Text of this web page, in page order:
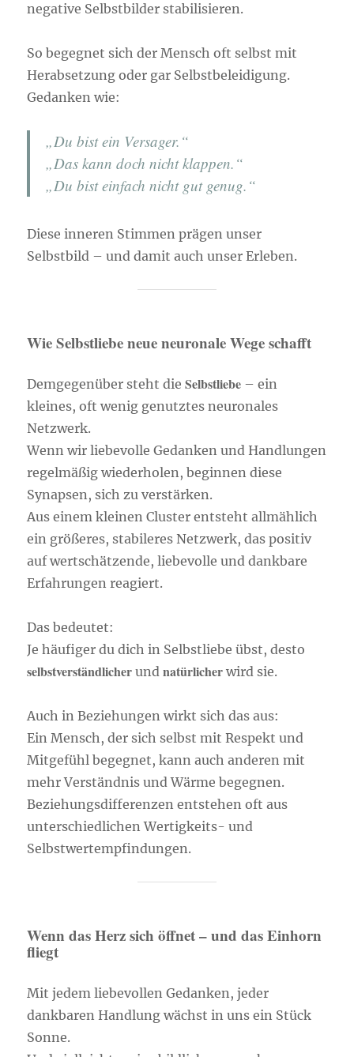
negative Selbstbilder stabilisieren.
So begegnet sich der Mensch oft selbst mit
Herabsetzung oder gar Selbstbeleidigung.
Gedanken wie:
„Du bist ein Versager.“
„Das kann doch nicht klappen.“
„Du bist einfach nicht gut genug.“
Diese inneren Stimmen prägen unser
Selbstbild – und damit auch unser Erleben.
Wie Selbstliebe neue neuronale Wege schafft
Demgegenüber steht dieSelbstliebe – ein
kleines, oft wenig genutztes neuronales
Netzwerk.
Wenn wir liebevolle Gedanken und Handlungen
regelmäßig wiederholen, beginnen diese
Synapsen, sich zu verstärken.
Aus einem kleinen Cluster entsteht allmählich
ein größeres, stabileres Netzwerk, das positiv
auf wertschätzende, liebevolle und dankbare
Erfahrungen reagiert.
Das bedeutet:
Je häufiger du dich in Selbstliebe übst, desto
selbstverständlicher undnatürlicher wird sie.
Auch in Beziehungen wirkt sich das aus:
Ein Mensch, der sich selbst mit Respekt und
Mitgefühl begegnet, kann auch anderen mit
mehr Verständnis und Wärme begegnen.
Beziehungsdifferenzen entstehen oft aus
unterschiedlichen Wertigkeits- und
Selbstwertempfindungen.
Wenn das Herz sich öffnet – und das Einhorn
fliegt
Mit jedem liebevollen Gedanken, jeder
dankbaren Handlung wächst in uns ein Stück
Sonne.